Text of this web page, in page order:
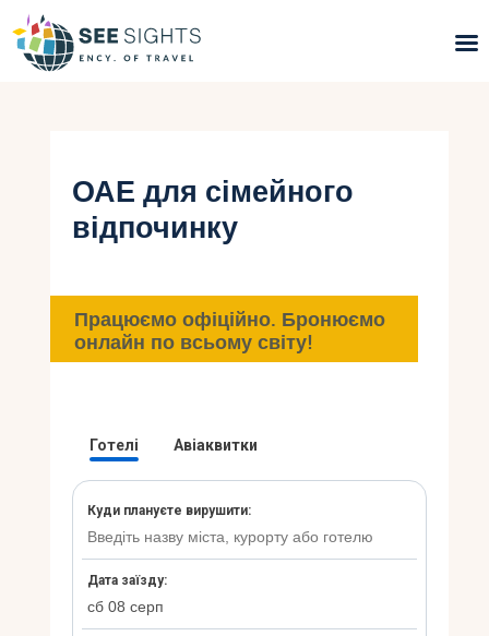
Гарячі тури
Типи Турів
Інфо
Контакти
ОАЕ для сімейного
відпочинку
Працюємо офіційно. Бронюємо
онлайн по всьому світу!